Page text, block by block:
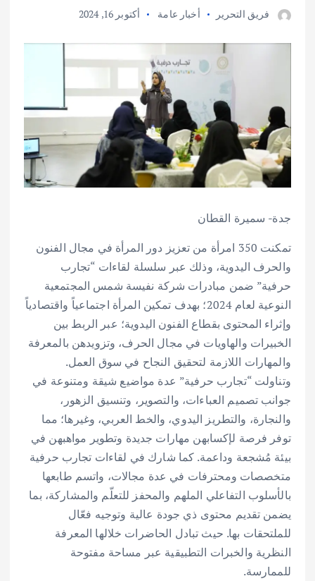
فريق التحرير أخبار عامة أكتوبر 16, 2024
جدة- سميرة القطان
تمكنت 350 امرأة من تعزيز دور المرأة في مجال الفنون
والحرف اليدوية، وذلك عبر سلسلة لقاءات “تجارب
حرفية” ضمن مبادرات شركة نفيسة شمس المجتمعية
النوعية لعام 2024؛ بهدف تمكين المرأة اجتماعياً واقتصادياً
وإثراء المحتوى بقطاع الفنون اليدوية؛ عبر الربط بين
الخبيرات والهاويات في مجال الحرف، وتزويدهن بالمعرفة
والمهارات اللازمة لتحقيق النجاح في سوق العمل.
وتناولت “تجارب حرفية” عدة مواضيع شيقة ومتنوعة في
جوانب تصميم العباءات، والتصوير، وتنسيق الزهور،
والنجارة، والتطريز اليدوي، والخط العربي، وغيرها؛ مما
توفر فرصة لإكسابهن مهارات جديدة وتطوير مواهبهن في
بيئة مُشجعة وداعمة. كما شارك في لقاءات تجارب حرفية
متخصصات ومحترفات في عدة مجالات، واتسم طابعها
بالأسلوب التفاعلي الملهم والمحفز للتعلّم والمشاركة، بما
يضمن تقديم محتوى ذي جودة عالية وتوجيه فعّال
للملتحقات بها. حيث تبادل الحاضرات خلالها المعرفة
النظرية والخبرات التطبيقية عبر مساحة مفتوحة
للممارسة.